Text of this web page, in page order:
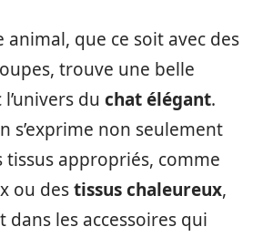
animal, que ce soit avec des
trouve une belle
du chat élégant.
s’exprime non seulement
tissus appropriés, comme
ou destissus chaleureux,
dans les accessoires qui